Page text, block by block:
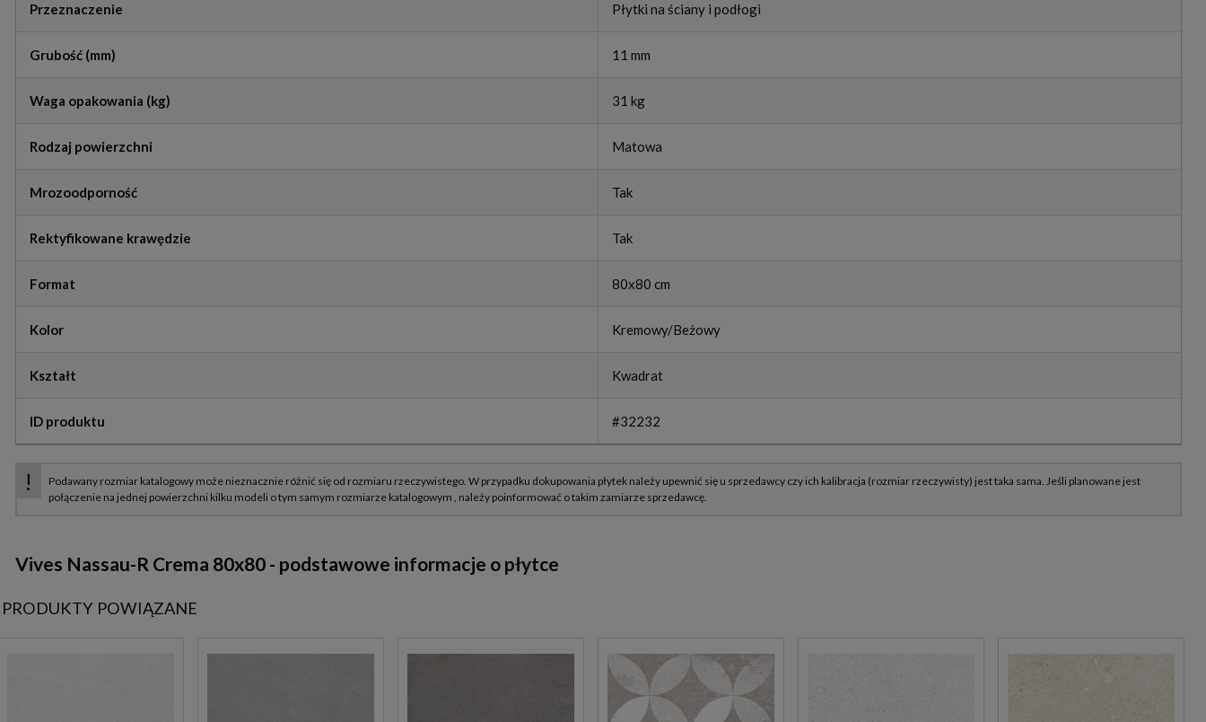
Przeznaczenie Płytki na ściany i podłogi
Grubość (mm) 11 mm
Waga opakowania (kg) 31 kg
Rodzaj powierzchni Matowa
Mrozoodporność Tak
Rektyfikowane krawędzie Tak
Format 80x80 cm
Kolor Kremowy/Beżowy
Kształt Kwadrat
ID produktu #32232
Vives Nassau-R Crema 80x80 - podstawowe informacje o płytce
PRODUKTY POWIĄZANE